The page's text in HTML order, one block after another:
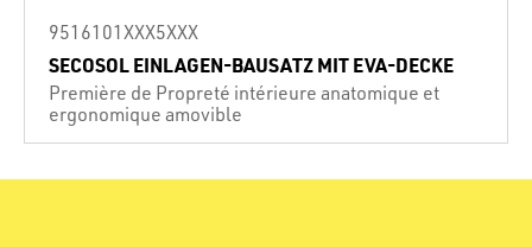
9516101XXX5XXX
SECOSOL EINLAGEN-BAUSATZ MIT EVA-DECKE
Première de Propreté intérieure anatomique et
ergonomique amovible